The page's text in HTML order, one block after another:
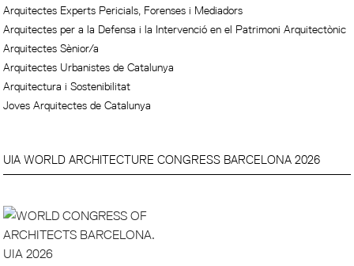
Arquitectes Experts Pericials, Forenses i Mediadors
Arquitectes per a la Defensa i la Intervenció en el Patrimoni Arquitectònic
Arquitectes Sènior/a
Arquitectes Urbanistes de Catalunya
Arquitectura i Sostenibilitat
Joves Arquitectes de Catalunya
UIA WORLD ARCHITECTURE CONGRESS BARCELONA 2026